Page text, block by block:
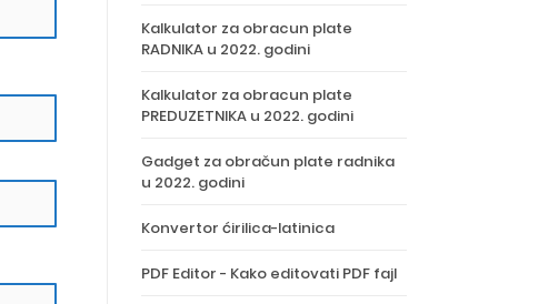
Kalkulator za obracun plate
RADNIKA u 2022. godini
Kalkulator za obracun plate
PREDUZETNIKA u 2022. godini
Gadget za obračun plate radnika
u 2022. godini
Konvertor ćirilica-latinica
PDF Editor - Kako editovati PDF fajl